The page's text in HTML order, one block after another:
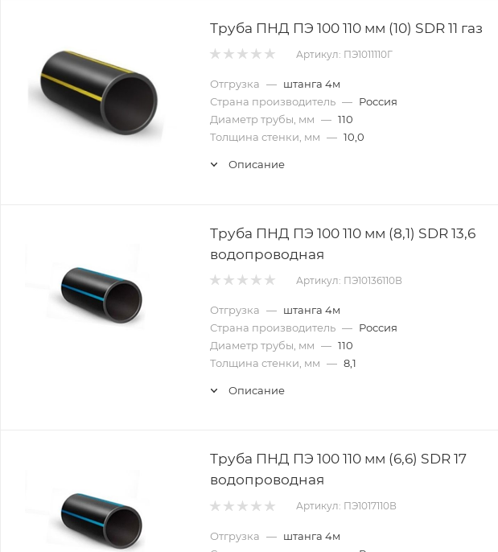
Труба ПНД ПЭ 100 110 мм (10) SDR 11 газ
Артикул: ПЭ1011110Г
Отгрузка — штанга 4м
Страна производитель — Россия
Диаметр трубы, мм — 110
Толщина стенки, мм — 10,0
Описание
Труба ПНД ПЭ 100 110 мм (8,1) SDR 13,6
водопроводная
Артикул: ПЭ10136110В
Отгрузка — штанга 4м
Страна производитель — Россия
Диаметр трубы, мм — 110
Толщина стенки, мм — 8,1
Описание
Труба ПНД ПЭ 100 110 мм (6,6) SDR 17
водопроводная
Артикул: ПЭ1017110В
Отгрузка — штанга 4м